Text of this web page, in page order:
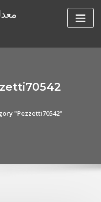
"Pezzetti70542"